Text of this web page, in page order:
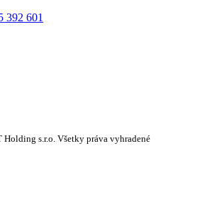
392 601
s.r.o. Všetky práva vyhradené